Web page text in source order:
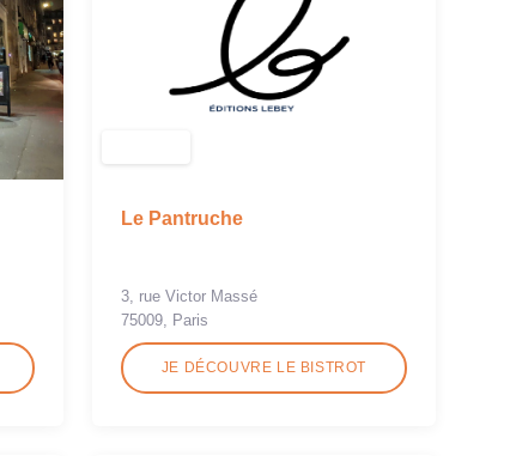
Le Pantruche
3, rue Victor Massé
75009, Paris
JE DÉCOUVRE LE BISTROT